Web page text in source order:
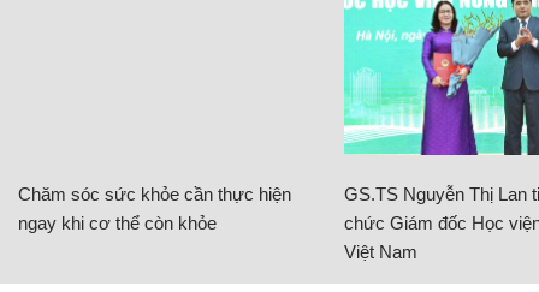
Chăm sóc sức khỏe cần thực hiện
ngay khi cơ thể còn khỏe
GS.TS Nguyễn Thị Lan
chức Giám đốc Học
Việt Nam